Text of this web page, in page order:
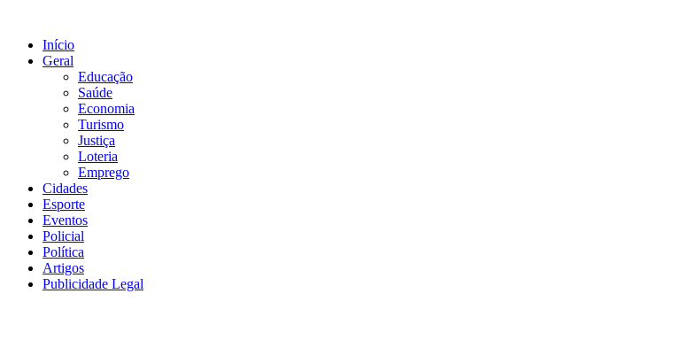
conteúdo
Início
Geral
Educação
Saúde
Economia
Turismo
Justiça
Loteria
Emprego
Cidades
Esporte
Eventos
Policial
Política
Artigos
Publicidade Legal